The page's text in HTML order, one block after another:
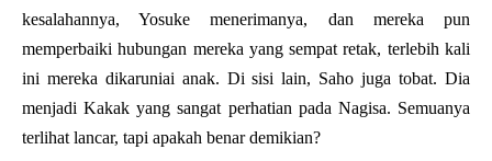
kesalahannya, Yosuke menerimanya, dan mereka pun
memperbaiki hubungan mereka yang sempat retak, terlebih kali
ini mereka dikaruniai anak. Di sisi lain, Saho juga tobat. Dia
menjadi Kakak yang sangat perhatian pada Nagisa. Semuanya
terlihat lancar, tapi apakah benar demikian?